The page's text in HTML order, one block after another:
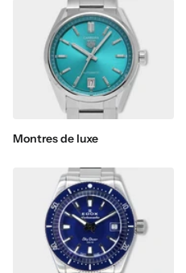
Montres de luxe